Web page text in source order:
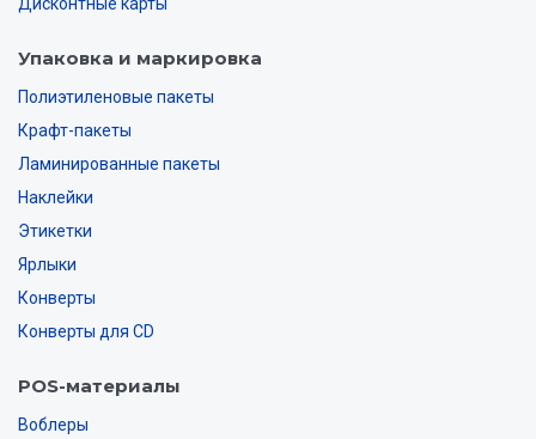
Дисконтные карты
Упаковка и маркировка
Полиэтиленовые пакеты
Крафт-пакеты
Ламинированные пакеты
Наклейки
Этикетки
Ярлыки
Конверты
Конверты для CD
POS-материалы
Воблеры